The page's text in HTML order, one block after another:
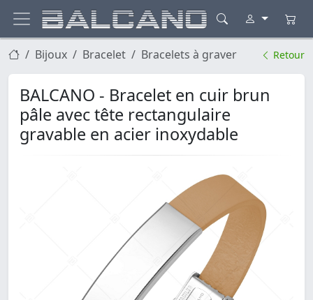
Bijoux Bracelet Bracelets à graver Retour
BALCANO - Bracelet en cuir brun
pâle avec tête rectangulaire
gravable en acier inoxydable